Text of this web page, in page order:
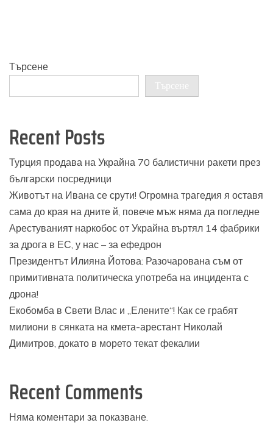
Търсене
Търсене
Recent Posts
Турция продава на Украйна 70 балистични ракети през
български посредници
Животът на Ивана се срути! Огромна трагедия я оставя
сама до края на дните й, повече мъж няма да погледне
Арестуваният наркобос от Украйна въртял 14 фабрики
за дрога в ЕС, у нас – за ефедрон
Президентът Илияна Йотова: Разочарована съм от
примитивната политическа употреба на инцидента с
дрона!
Екобомба в Свети Влас и „Елените“! Как се грабят
милиони в сянката на кмета-арестант Николай
Димитров, докато в морето текат фекалии
Recent Comments
Няма коментари за показване.